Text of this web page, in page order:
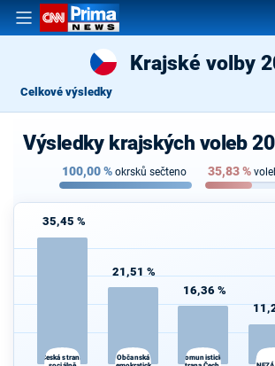
Krajské volby
Celkové výsledky
Výsledky krajských voleb
100,00% okrsků sečteno 35,83%
35,45 %
Česká strana
21,51 %
Občanská
16,36 %
Komunistická